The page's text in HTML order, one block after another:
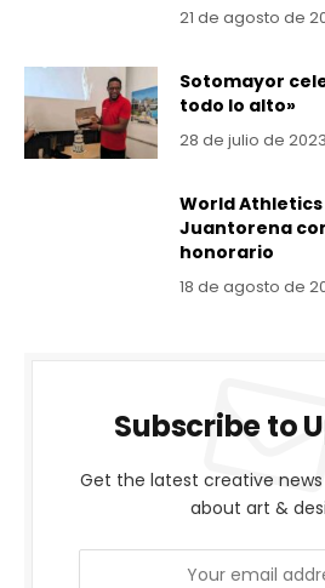
21 de agosto de
Sotomayor
todo lo alto»
28 de julio de 2023
World
Juantorena
honorario
18 de agosto de
Subscribe to
Get the latest creative
about art &